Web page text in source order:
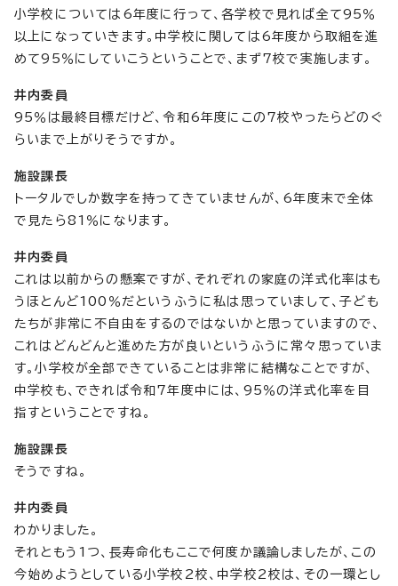
小学校については6年度に行って、各学校で見れば全て95％
以上になっていきます。中学校に関しては6年度から取組を進
めて95％にしていこうということで、まず7校で実施します。
井内委員
95％は最終目標だけど、令和6年度にこの7校やったらどのぐ
らいまで上がりそうですか。
施設課長
トータルでしか数字を持ってきていませんが、6年度末で全体
で見たら81％になります。
井内委員
これは以前からの懸案ですが、それぞれの家庭の洋式化率はも
うほとんど100％だというふうに私は思っていまして、子ども
たちが非常に不自由をするのではないかと思っていますので、
これはどんどんと進めた方が良いというふうに常々思っていま
す。小学校が全部できていることは非常に結構なことですが、
中学校も、できれば令和7年度中には、95％の洋式化率を目
指すということですね。
施設課長
そうですね。
井内委員
わかりました。
それともう1つ、長寿命化もここで何度か議論しましたが、この
今始めようとしている小学校2校、中学校2校は、その一環とし